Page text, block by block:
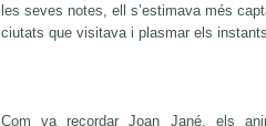
les seves notes, ell s’estimava més
ciutats que visitava i plasmar els
Com va recordar Joan Jané, els